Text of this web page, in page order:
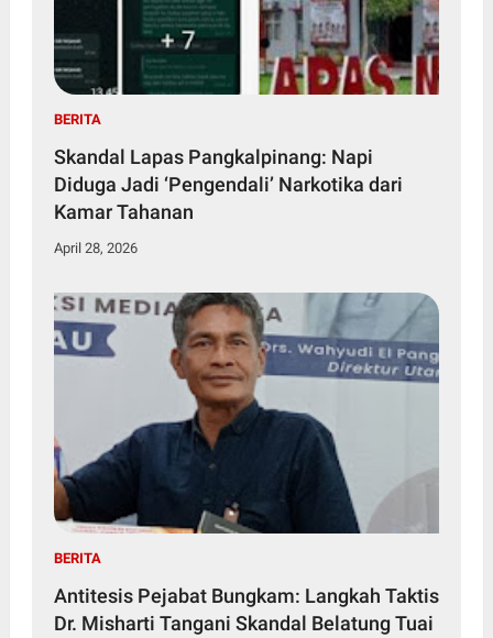
BERITA
Skandal Lapas Pangkalpinang: Napi
Diduga Jadi ‘Pengendali’ Narkotika dari
Kamar Tahanan
April 28, 2026
BERITA
Antitesis Pejabat Bungkam: Langkah Taktis
Dr. Misharti Tangani Skandal Belatung Tuai